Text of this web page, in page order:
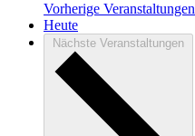
Vorherige Veranstaltungen
Heute
Nächste Veranstaltungen